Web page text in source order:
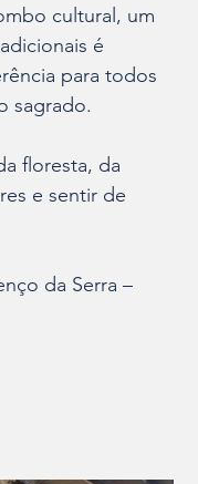
cultural, um
é
para todos
sagrado.
floresta, da
e sentir de
da Serra –